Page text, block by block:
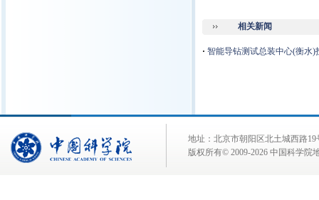
相关新闻
· 智能导钻测试总装中心(衡水)
地址：北京市朝阳区北土城西路
版权所有© 2009-2026 中国科学院